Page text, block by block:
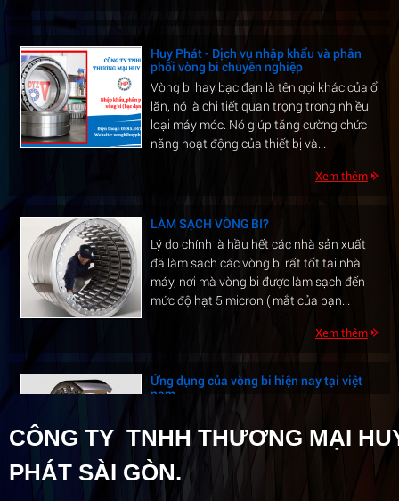
Huy Phát - Dịch vụ nhập khẩu và phân
Vòng bi hay bạc đạn là tên gọi khác của ổ
lăn, nó là chi tiết quan trọng trong nhiều
loại máy móc. Nó giúp tăng cường chức
năng hoạt động của thiết bị và...
Xem thêm
Lý do chính là hầu hết các nhà sản xuất
đã làm sạch các vòng bi rất tốt tại nhà
máy, nơi mà vòng bi được làm sạch đến
mức độ hạt 5 micron ( mắt của bạn...
Xem thêm
Ứng dụng của vòng bi hiện nay tại việt
nam
1/ Vòng bi tròn có rãnh sâu: Là loại thông
Z: Nắp chặn bằng sắt ở một phía. - 2Z:
Nắp chặn bằng sắt...
CÔNG TY TNHH THƯƠNG MẠI
PHÁT SÀI GÒN.